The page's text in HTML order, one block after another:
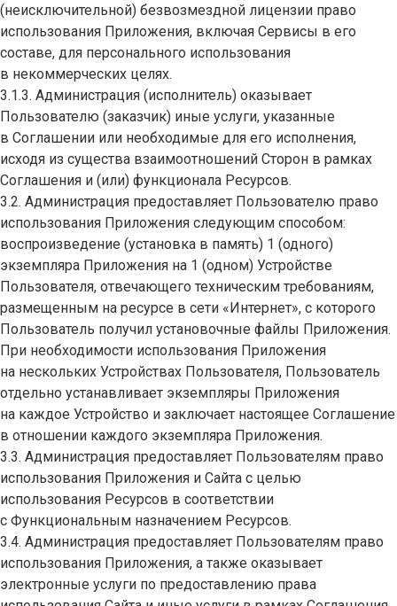
(неисключительной) безвозмездной лицензии право
использования Приложения, включая Сервисы в его
составе, для персонального использования
в некоммерческих целях.
3.1.3. Администрация (исполнитель) оказывает
Пользователю (заказчик) иные услуги, указанные
в Соглашении или необходимые для его исполнения,
исходя из существа взаимоотношений Сторон в рамках
Соглашения и (или) функционала Ресурсов.
3.2. Администрация предоставляет Пользователю право
использования Приложения следующим способом:
воспроизведение (установка в память) 1 (одного)
экземпляра Приложения на 1 (одном) Устройстве
Пользователя, отвечающего техническим требованиям,
размещенным на ресурсе в сети «Интернет», с которого
Пользователь получил установочные файлы Приложения.
При необходимости использования Приложения
на нескольких Устройствах Пользователя, Пользователь
отдельно устанавливает экземпляры Приложения
на каждое Устройство и заключает настоящее Соглашение
в отношении каждого экземпляра Приложения.
3.3. Администрация предоставляет Пользователям право
использования Приложения и Сайта с целью
использования Ресурсов в соответствии
с Функциональным назначением Ресурсов.
3.4. Администрация предоставляет Пользователям право
использования Приложения, а также оказывает
электронные услуги по предоставлению права